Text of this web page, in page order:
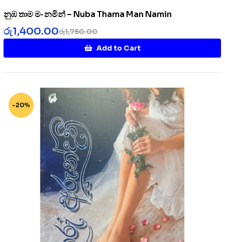
නුඹ තාම මං නමින් – Nuba Thama Man Namin
රු1,750.00
රු1,400.00
Add to Cart
-20%